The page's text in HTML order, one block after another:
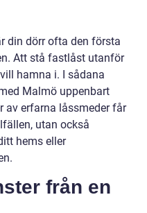
din dörr ofta den första
Att stå fastlåst utanför
hamna i. I sådana
Malmö uppenbart
av erfarna låssmeder får
utan också
hems eller
från en